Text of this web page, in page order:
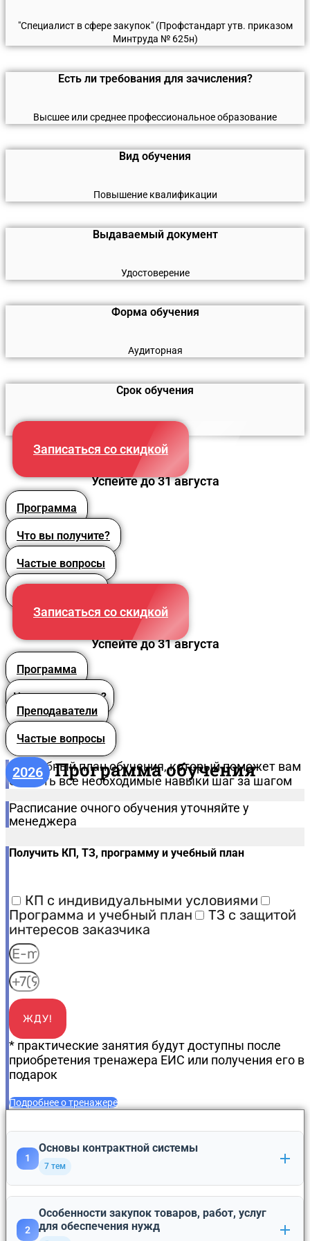
"Специалист в сфере закупок" (Профстандарт утв. приказом
Минтруда № 625н)
Есть ли требования для зачисления?
Высшее или среднее профессиональное образование
Вид обучения
Повышение квалификации
Выдаваемый документ
Удостоверение
Форма обучения
Аудиторная
Срок обучения
Записаться со скидкой
Успейте до 31 августа
Программа
Что вы получите?
Частые вопросы
Преподаватели
Записаться со скидкой
Успейте до 31 августа
Программа
Что вы получите?
Преподаватели
Частые вопросы
Программа обучения
2026
Подробный план обучения, который поможет вам
освоить все необходимые навыки шаг за шагом
Расписание очного обучения уточняйте у
менеджера
Получить КП, ТЗ, программу и учебный план
КП с индивидуальными условиями
Программа и учебный план
ТЗ с защитой
интересов заказчика
ЖДУ!
* практические занятия будут доступны после
приобретения тренажера ЕИС или получения его в
подарок
Подробнее о тренажере
1
Основы контрактной системы
7 тем
1
Изменения в законодательстве о контрактной
системе в 2026 году, актуальные теоретические и
практические вопросы.
2
Особенности закупок товаров, работ, услуг
для обеспечения нужд